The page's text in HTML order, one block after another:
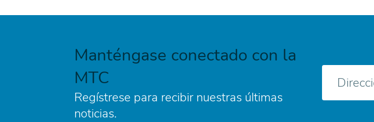
Manténgase conectado con la
MTC
Regístrese para recibir nuestras últimas
noticias.
electrónico